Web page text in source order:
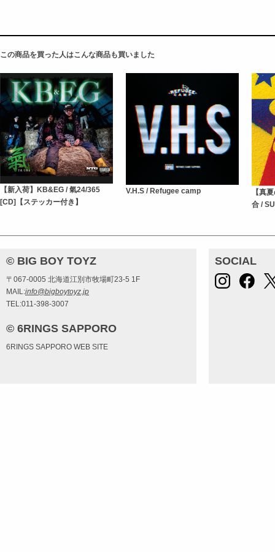
この商品を買った人はこんな商品も買いました
【新入荷】KB&EG / 氣24/365
[CD]【ステッカー付き】
V.H.S / Refugee camp
【真
合 /
© BIG BOY TOYZ
〒067-0005 北海道江別市牧場町23-5 1F
MAIL:info@bigboytoyz.jp
TEL:011-398-3007
© 6RINGS SAPPORO
6RINGS SAPPORO WEB SITE
SOCIAL